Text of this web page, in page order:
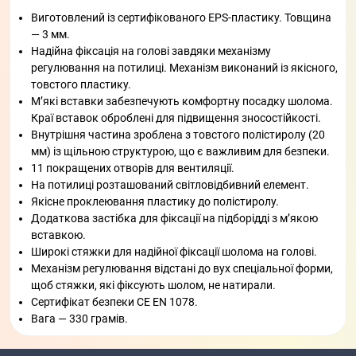
Виготовлений із сертифікованого EPS-пластику. Товщина
— 3 мм.
Надійна фіксація на голові завдяки механізму
регулювання на потилиці. Механізм виконаний із якісного,
товстого пластику.
М’які вставки забезпечують комфортну посадку шолома.
Краї вставок оброблені для підвищення зносостійкості.
Внутрішня частина зроблена з товстого полістиролу (20
мм) із щільною структурою, що є важливим для безпеки.
11 покращених отворів для вентиляції.
На потилиці розташований світловідбивний елемент.
Якісне проклеювання пластику до полістиролу.
Додаткова застібка для фіксації на підборідді з м’якою
вставкою.
Широкі стяжки для надійної фіксації шолома на голові.
Механізм регулювання відстані до вух спеціальної форми,
щоб стяжки, які фіксують шолом, не натирали.
Сертифікат безпеки CE EN 1078.
Вага — 330 грамів.